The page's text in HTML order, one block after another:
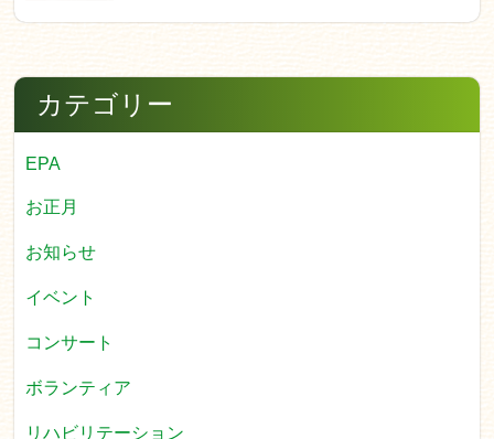
カテゴリー
EPA
お正月
お知らせ
イベント
コンサート
ボランティア
リハビリテーション